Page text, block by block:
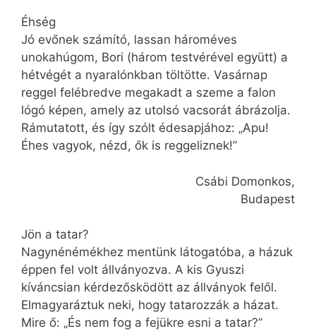
Éhség
Jó evőnek számító, lassan hároméves
unokahúgom, Bori (három testvérével együtt) a
hétvégét a nyaralónkban töltötte. Vasárnap
reggel felébredve megakadt a szeme a falon
lógó képen, amely az utolsó vacsorát ábrázolja.
Rámutatott, és így szólt édesapjához: „Apu!
Éhes vagyok, nézd, ők is reggeliznek!”
Csábi Domonkos,
Budapest
Jön a tatar?
Nagynénémékhez mentünk látogatóba, a házuk
éppen fel volt állványozva. A kis Gyuszi
kíváncsian kérdezősködött az állványok felől.
Elmagyaráztuk neki, hogy tatarozzák a házat.
Mire ő: „És nem fog a fejükre esni a tatar?”